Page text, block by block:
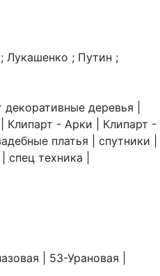
Лукашенко ; Путин ;
деревья |
Клипарт - Арки | Клипарт -
платья | спутники |
спец техника |
| 53-Урановая |